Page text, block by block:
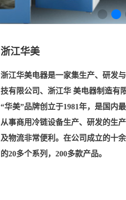
浙江华美
浙江华美电器是一家集生产、研发
技有限公司、浙江华 美电器制造有
“华美”品牌创立于1981年，是国内
从事商用冷链设备生产、研发的生
及物流非常便利。在公司成立的十
的20多个系列，200多款产品。